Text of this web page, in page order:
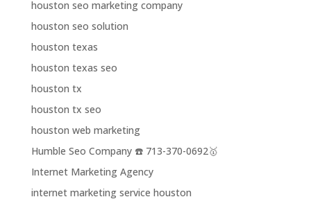
houston seo marketing company
houston seo solution
houston texas
houston texas seo
houston tx
houston tx seo
houston web marketing
Humble Seo Company ☎️ 713-370-0692🥇
Internet Marketing Agency
internet marketing service houston